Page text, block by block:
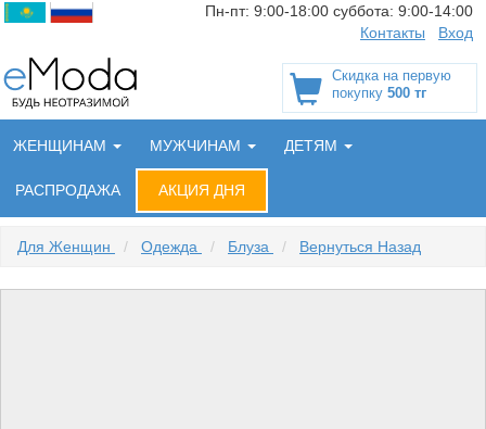
Пн-пт: 9:00-18:00 суббота: 9:00-14:00
Контакты
Вход
Скидка на первую
покупку 500 тг
ЖЕНЩИНАМ МУЖЧИНАМ ДЕТЯМ
РАСПРОДАЖА АКЦИЯ ДНЯ
Для Женщин / Одежда / Блуза / Вернуться Назад